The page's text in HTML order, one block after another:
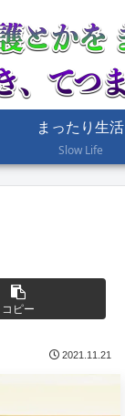
まったり生活
Slow Life
コピー
2021.11.21